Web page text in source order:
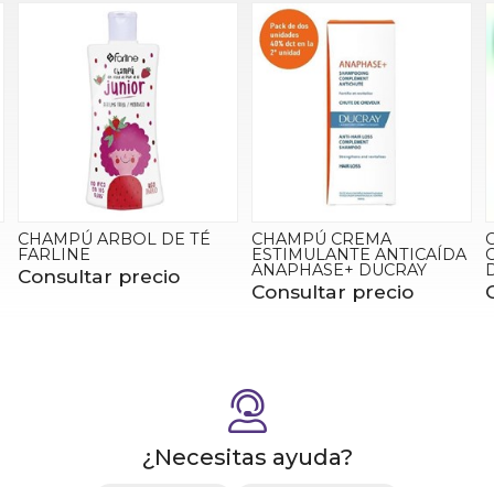
CHAMPÚ CREMA
ESTIMULANTE ANTICAÍDA
ANAPHASE+ DUCRAY
Consultar precio
CHAMPÚ EXTRA-DOUX
CABELLO NORMAL O
DELICADO DUCRAY
Consultar precio
¿Necesitas ayuda?